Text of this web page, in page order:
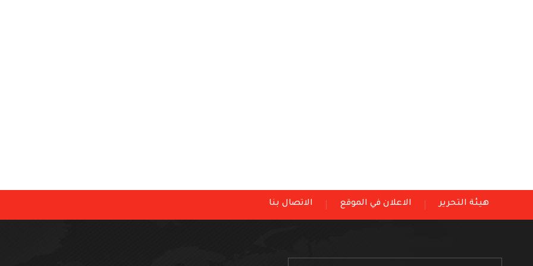
هيئة التحرير الاعلان في الموقع الاتصال بنا